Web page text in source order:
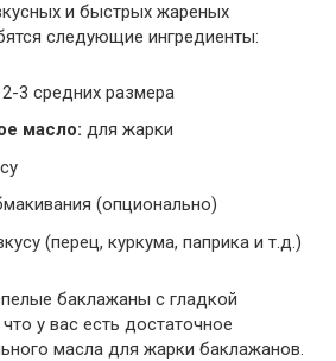
и быстрых жареных
следующие ингредиенты:
2-3 средних размера
масло: для жарки
(опционально)
(перец, куркума, паприка и т.д.)
баклажаны с гладкой
у вас есть достаточное
масла для жарки баклажанов.